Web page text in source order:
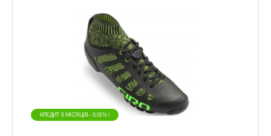
КРЕДИТ 6 МIСЯЦIВ - 0,01% !